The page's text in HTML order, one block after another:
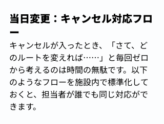
当日変更：キャンセル対応フロ
ー
キャンセルが入ったとき、「さて、ど
のルートを変えれば……」と毎回ゼロ
から考えるのは時間の無駄です。以下
のようなフローを施設内で標準化して
おくと、担当者が誰でも同じ対応がで
きます。